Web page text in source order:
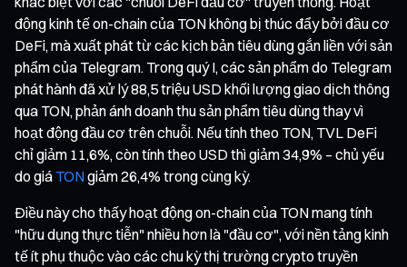
động kinh tế on-chain của TON không bị thúc đẩy bởi đầu cơ
DeFi, mà xuất phát từ các kịch bản tiêu dùng gắn liền với sản
phẩm của Telegram. Trong quý I, các sản phẩm do Telegram
phát hành đã xử lý 88,5 triệu USD khối lượng giao dịch thông
qua TON, phản ánh doanh thu sản phẩm tiêu dùng thay vì
hoạt động đầu cơ trên chuỗi. Nếu tính theo TON, TVL DeFi
chỉ giảm 11,6%, còn tính theo USD thì giảm 34,9% – chủ yếu
do giá TONgiảm 26,4% trong cùng kỳ.
Điều này cho thấy hoạt động on-chain của TON mang tính
"hữu dụng thực tiễn" nhiều hơn là "đầu cơ", với nền tảng kinh
tế ít phụ thuộc vào các chu kỳ thị trường crypto truyền